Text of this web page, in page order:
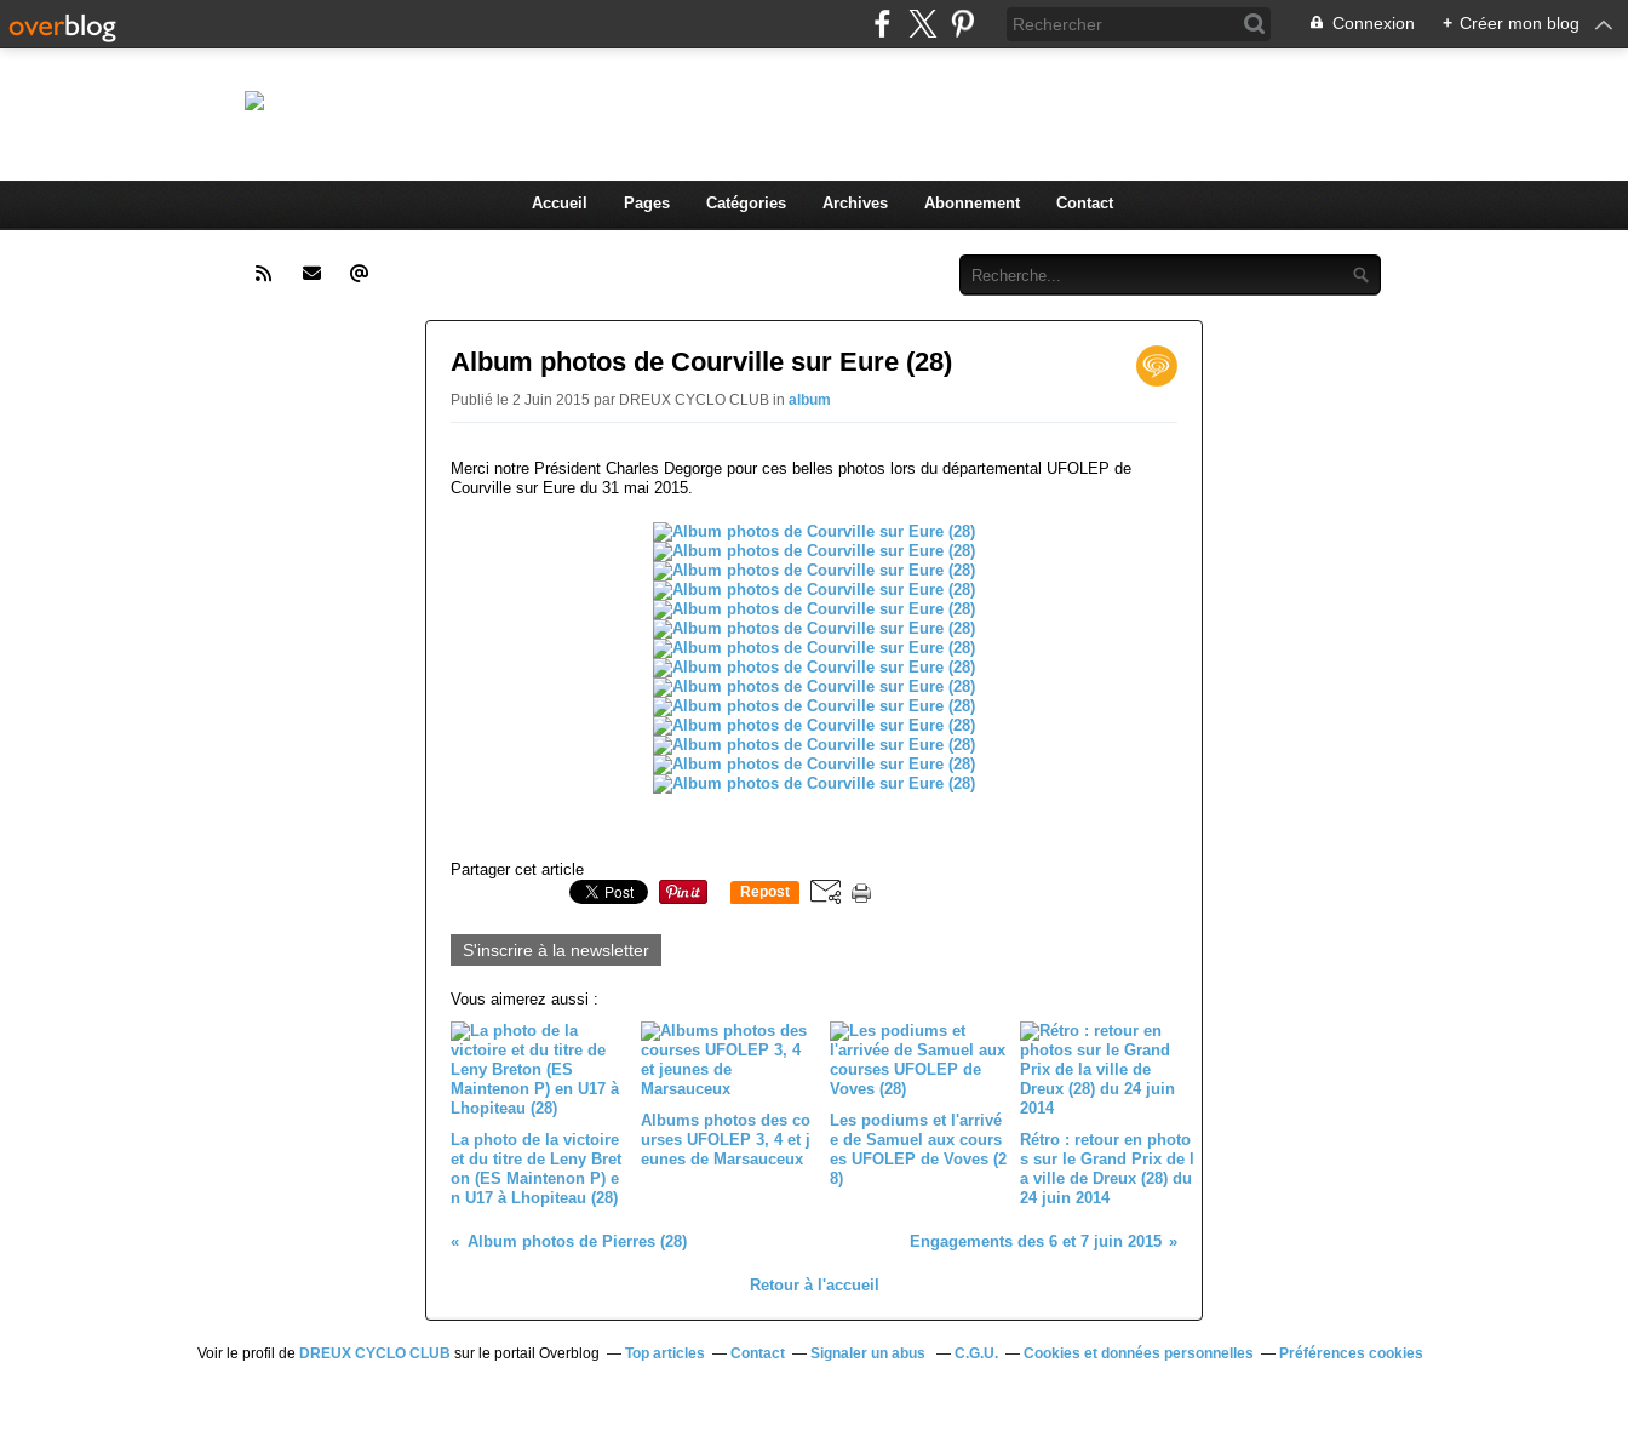
Connexion + Créer mon blog
Accueil Pages Catégories Archives Abonnement Contact
Album photos de Courville sur Eure (28)
Publié le 2 Juin 2015 par DREUX CYCLO CLUB in album
Merci notre Président Charles Degorge pour ces belles photos lors du départemental UFOLEP de
Courville sur Eure du 31 mai 2015.
Partager cet article
Repost
S'inscrire à la newsletter
Vous aimerez aussi :
La photo de la victoire
et du titre de Leny Bret
on (ES Maintenon P) e
n U17 à Lhopiteau (28)
Albums photos des co
urses UFOLEP 3, 4 et j
eunes de Marsauceux
Les podiums et l'arrivé
e de Samuel aux cours
es UFOLEP de Voves (2
8)
Rétro : retour en photo
s sur le Grand Prix de l
a ville de Dreux (28) du
24 juin 2014
Album photos de Pierres (28) Engagements des 6 et 7 juin 2015
Retour à l'accueil
Voir le profil de DREUX CYCLO CLUB sur le portail Overblog Top articles Contact Signaler un abus C.G.U. Cookies et données personnelles Préférences cookies